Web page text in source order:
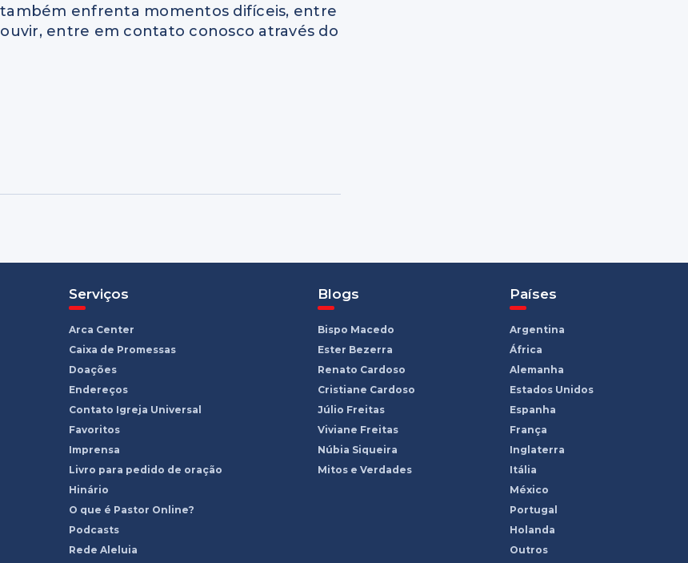
enfrenta momentos difíceis, entre
entre em contato conosco através do
Serviços
Arca Center
Caixa de Promessas
Doações
Endereços
Contato Igreja Universal
Favoritos
Imprensa
Livro para pedido de oração
Hinário
O que é Pastor Online?
Podcasts
Rede Aleluia
Blogs
Bispo Macedo
Ester Bezerra
Renato Cardoso
Cristiane Cardoso
Júlio Freitas
Viviane Freitas
Núbia Siqueira
Mitos e Verdades
Países
Argentina
África
Alemanha
Estados Unidos
Espanha
França
Inglaterra
Itália
México
Portugal
Holanda
Outros